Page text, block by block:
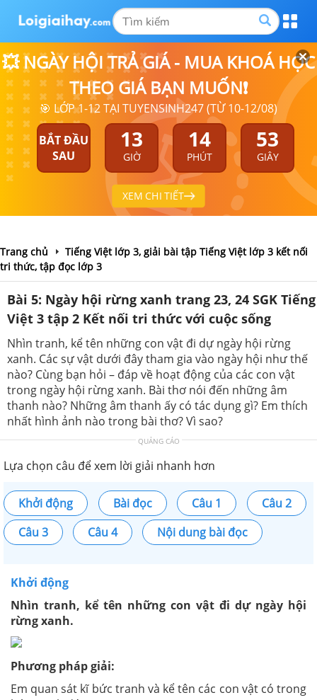
💥 NGÀY HỘI TRẢ GIÁ - MUA KHOÁ HỌC
THEO GIÁ BẠN MUỐN❗
🎯 LỚP 1-12 TẠI TUYENSINH247 (TỪ 10-12/08)
BẮT ĐẦU
SAU
13
GIỜ
14
PHÚT
53
GIÂY
XEM CHI TIẾT
Trang chủ
Tiếng Việt lớp 3, giải bài tập Tiếng Việt lớp 3 kết nối
tri thức, tập đọc lớp 3
Bài 5: Ngày hội rừng xanh trang 23, 24 SGK Tiếng
Việt 3 tập 2 Kết nối tri thức với cuộc sống
Nhìn tranh, kể tên những con vật đi dự ngày hội rừng
xanh. Các sự vật dưới đây tham gia vào ngày hội như thế
nào? Cùng bạn hỏi – đáp về hoạt động của các con vật
trong ngày hội rừng xanh. Bài thơ nói đến những âm
thanh nào? Những âm thanh ấy có tác dụng gì? Em thích
nhất hình ảnh nào trong bài thơ? Vì sao?
QUẢNG CÁO
Lựa chọn câu để xem lời giải nhanh hơn
Khởi động Bài đọc Câu 1
Câu 2
Câu 3
Câu 4 Nội dung bài đọc
Khởi động
Nhìn tranh, kể tên những con vật đi dự ngày hội
rừng xanh.
Phương pháp giải:
Em quan sát kĩ bức tranh và kể tên các con vật có trong